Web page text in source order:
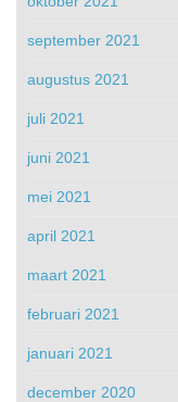
september 2021
augustus 2021
juli 2021
juni 2021
mei 2021
april 2021
maart 2021
februari 2021
januari 2021
december 2020